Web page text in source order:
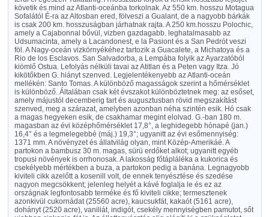
követik és mind az Atlanti-oceánba torkolnak. Az 550 km. hosszu Motagua
Sofalától É-ra az Altosban ered, fölveszi a Gualant, de a nagyobb bárkák
is csak 200 km. hosszuságban járhatnak rajta. A 250 km.hosszu Polochic,
amely a Cajabonnal bővül, vizben gazdagabb. leghatalmasabb az
Udsumacinta, amely a Lacandonest, e la Pasiont és a San Pedrót veszi
föl. A Nagy-oceán vizkörnyékéhez tartozik a Guacalete, a Michatoya és a
Rio de los Esclavos. San Salvadorba, a Lempába folyik az Ayarzatóból
kiömlő Ostua. Lefolyás nélküli tavai az Atitlan és a Peten vagy Itza. Jó
kikötőkben G. hiányt szenved. Legjelentékenyebb az Atlanti-oceán
mellékén: Santo Tomas. A különböző magasságok szerint a hőmérséklet
is különböző. Általában csak két évszakot különböztetnek meg: az esőset,
amely májustól decemberig tart és augusztusban rövid megszakítást
szenved, meg a szárazat, amelyben azonban néha szintén esik. Hó csak
a magas hegyeken esik, de csakhamar megint elolvad. G.-ban 180 m.
magasban az évi középhőmérséklet 17,8°, a leghidegebb hónapé (jan.)
16,4° és a legmelegebbé (máj.) 19,3°; ugyanitt az évi esőmennyiség:
1371 mm. A növényzet és állatvilág olyan, mint Közép-Amerikáé. A
partokon a bambusz 30 m. magas, sürü erdőket alkot; ugyanitt egyéb
tropusi növények is orrhonosak. A lakosság főtápláléka a kukorica és
csekélyebb mértékben a buza, a partokon pedig a banána. Legnagyobb
kiviteli cikk azelőtt a kosenill volt, de ennek tenyésztése és szedése
nagyon megcsökkent; jelenleg helyét a kávé foglalja le és ez az
országnak legfontosabb terméke és fő kiviteli cikke; termesztenek
azonkivül cukornádat (25560 acre), kaucsukfát, kakaót (5161 acre),
dohányt (2520 acre), vaniliát, indigót, csekély mennyiségben pamutot, sőt